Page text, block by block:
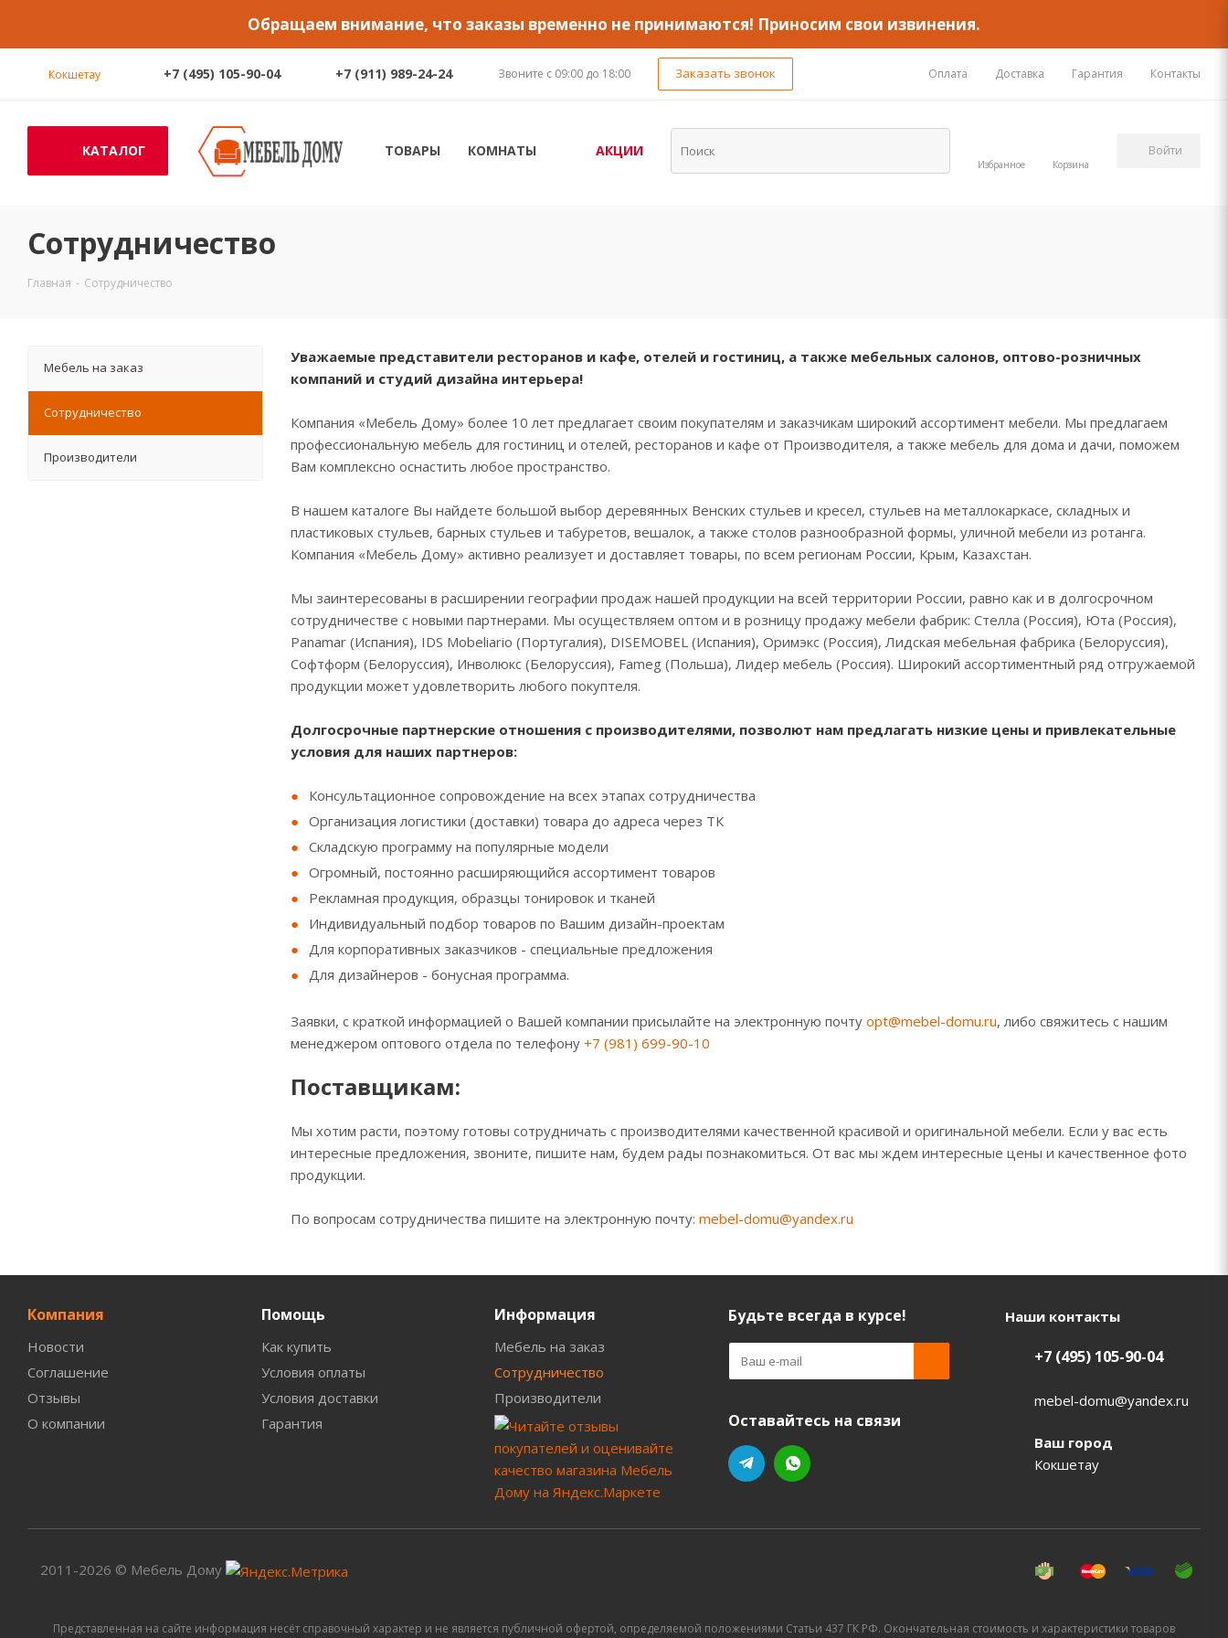
Обращаем внимание, что заказы временно не принимаются! Приносим свои извинения.
Кокшетау +7 (495) 105-90-04 +7 (911) 989-24-24 Звоните с 09:00 до 18:00 Заказать звонок Оплата Доставка Гарантия Контакты
КАТАЛОГ ТОВАРЫ КОМНАТЫ АКЦИИ
Избранное Корзина
Войти
Сотрудничество
Главная - Сотрудничество
Уважаемые представители ресторанов и кафе, отелей и гостиниц, а также мебельных салонов, оптово-розничных
компаний и студий дизайна интерьера!
Компания «Мебель Дому» более 10 лет предлагает своим покупателям и заказчикам широкий ассортимент мебели. Мы предлагаем
профессиональную мебель для гостиниц и отелей, ресторанов и кафе от Производителя, а также мебель для дома и дачи, поможем
Вам комплексно оснастить любое пространство.
В нашем каталоге Вы найдете большой выбор деревянных Венских стульев и кресел, стульев на металлокаркасе, складных и
пластиковых стульев, барных стульев и табуретов, вешалок, а также столов разнообразной формы, уличной мебели из ротанга.
Компания «Мебель Дому» активно реализует и доставляет товары, по всем регионам России, Крым, Казахстан.
Мы заинтересованы в расширении географии продаж нашей продукции на всей территории России, равно как и в долгосрочном
сотрудничестве с новыми партнерами. Мы осуществляем оптом и в розницу продажу мебели фабрик: Стелла (Россия), Юта (Россия),
Panamar (Испания), IDS Mobeliario (Португалия), DISEMOBEL (Испания), Оримэкс (Россия), Лидская мебельная фабрика (Белоруссия),
Софтформ (Белоруссия), Инволюкс (Белоруссия), Fameg (Польша), Лидер мебель (Россия). Широкий ассортиментный ряд отгружаемой
продукции может удовлетворить любого покуптеля.
Долгосрочные партнерские отношения с производителями, позволют нам предлагать низкие цены и привлекательные
условия для наших партнеров:
Консультационное сопровождение на всех этапах сотрудничества
Организация логистики (доставки) товара до адреса через ТК
Складскую программу на популярные модели
Огромный, постоянно расширяющийся ассортимент товаров
Рекламная продукция, образцы тонировок и тканей
Индивидуальный подбор товаров по Вашим дизайн-проектам
Для корпоративных заказчиков - специальные предложения
Для дизайнеров - бонусная программа.
Заявки, с краткой информацией о Вашей компании присылайте на электронную почту opt@mebel-domu.ru, либо свяжитесь с нашим
менеджером оптового отдела по телефону +7 (981) 699-90-10
Поставщикам:
Мы хотим расти, поэтому готовы сотрудничать с производителями качественной красивой и оригинальной мебели. Если у вас есть
интересные предложения, звоните, пишите нам, будем рады познакомиться. От вас мы ждем интересные цены и качественное фото
продукции.
По вопросам сотрудничества пишите на электронную почту: mebel-domu@yandex.ru
Мебель на заказ
Сотрудничество
Производители
Компания
Новости
Соглашение
Отзывы
О компании
Помощь
Как купить
Условия оплаты
Условия доставки
Гарантия
Информация
Мебель на заказ
Сотрудничество
Производители
Будьте всегда в курсе!
Оставайтесь на связи
Наши контакты
+7 (495) 105-90-04
mebel-domu@yandex.ru
Ваш город
Кокшетау
2011-2026 © Мебель Дому
Представленная на сайте информация несёт справочный характер и не является публичной офертой, определяемой положениями Статьи 437 ГК РФ. Окончательная стоимость и характеристики товаров